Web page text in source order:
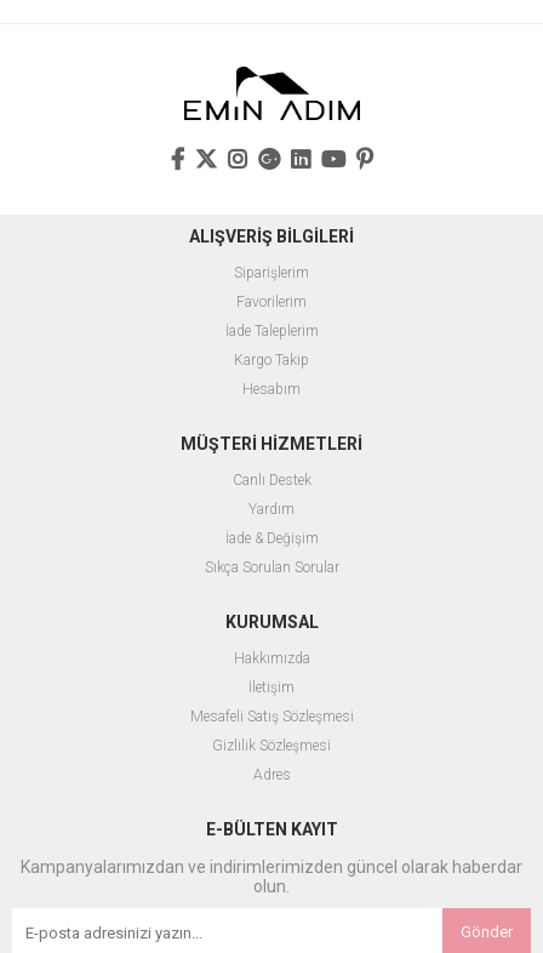
ALIŞVERİŞ BİLGİLERİ
Siparişlerim
Favorilerim
İade Taleplerim
Kargo Takip
Hesabım
MÜŞTERİ HİZMETLERİ
Canlı Destek
Yardım
İade & Değişim
Sıkça Sorulan Sorular
KURUMSAL
Hakkımızda
İletişim
Mesafeli Satış Sözleşmesi
Gizlilik Sözleşmesi
Adres
E-BÜLTEN KAYIT
Kampanyalarımızdan ve indirimlerimizden güncel olarak haberdar
olun.
Gönder